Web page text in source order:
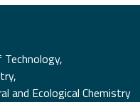
and Ecological Chemistry